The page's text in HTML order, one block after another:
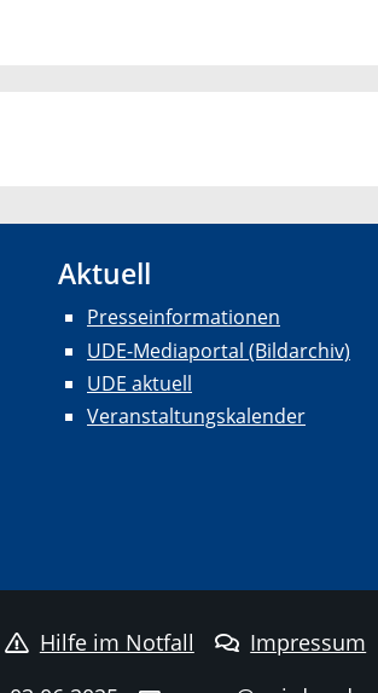
Aktuell
Presseinformationen
UDE-Mediaportal (Bildarchiv)
UDE aktuell
Veranstaltungskalender
Hilfe im Notfall Impressum